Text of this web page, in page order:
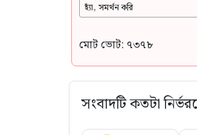
হ্যাঁ, সমর্থন করি
মোট ভোট: ৭৩৭৮
সংবাদটি কতটা